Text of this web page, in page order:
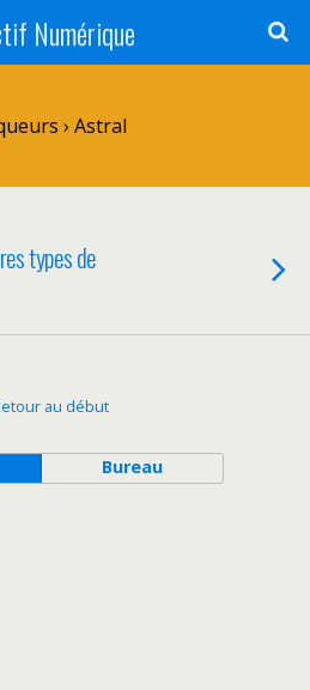
Numérique
› Astral
types de
au début
Bureau